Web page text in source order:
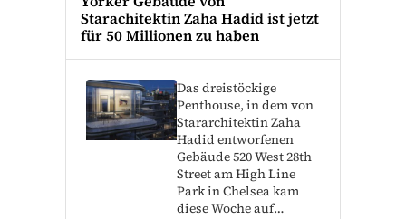
Starachitektin Zaha Hadid ist jetzt
für 50 Millionen zu haben
Das dreistöckige
Penthouse, in dem von
Stararchitektin Zaha
Hadid entworfenen
Gebäude 520 West 28th
Street am High Line
Park in Chelsea kam
diese Woche auf…